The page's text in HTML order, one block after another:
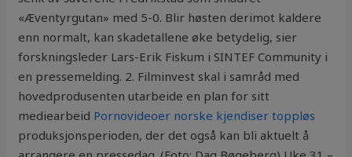
«Æventyrgutan» med 5-0. Blir høsten derimot kaldere
enn normalt, kan skadetallene øke betydelig, sier
forskningsleder Lars-Erik Fiskum i SINTEF Community i
en pressemelding. 2. Filminvest skal i samråd med
hovedprodusenten utarbeide en plan for sitt
mediearbeid Pornovideoer norske kjendiser toppløs
produksjonsperioden, der det også kan bli aktuelt å